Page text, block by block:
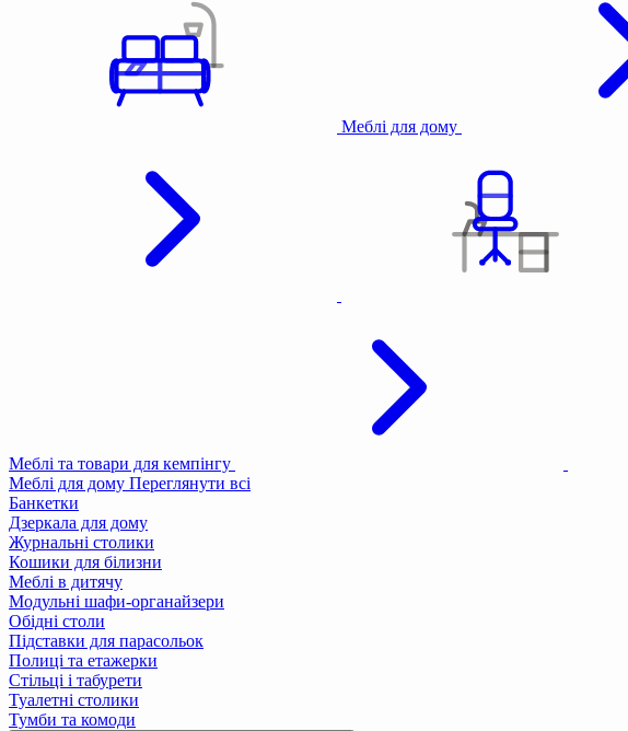
Меблі для дому
Меблі та товари для кемпінгу
Меблі для дому Переглянути всі
Банкетки
Дзеркала для дому
Журнальні столики
Кошики для білизни
Меблі в дитячу
Модульні шафи-органайзери
Обідні столи
Підставки для парасольок
Полиці та етажерки
Стільці і табурети
Туалетні столики
Тумби та комоди